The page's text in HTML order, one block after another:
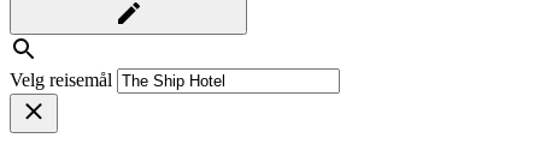
Velg reisemål